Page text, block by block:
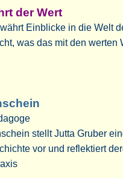
der Wert
Einblicke in die Welt
was das mit den werten
stellt Jutta Gruber
vor und reflektiert